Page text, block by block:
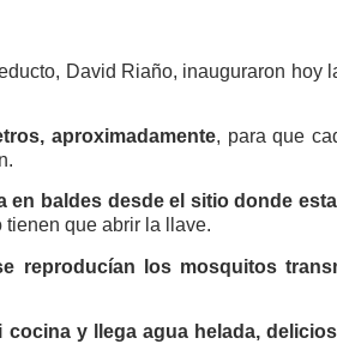
David Riaño, inauguraron hoy
aproximadamente, para que
en baldes desde el sitio donde
que abrir la llave.
reproducían los mosquitos
y llega agua helada,